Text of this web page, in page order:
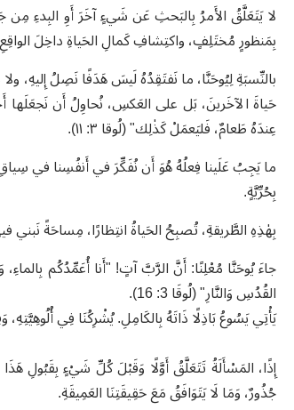
لا يَتَعَلَّقُ الأَمرُ بِالبَحثِ عَن شَيءٍ آخَرَ أَوِ البِدءِ مِن
بِمَنظورٍ مُختَلِفٍ، واكتِشافِ كَمالِ الحَياةِ داخِلَ
بالنِّسبَةِ لِيُوحَنَّا، ما نَفتَقِدُهُ لَيسَ هَدَفًا نَصِلُ إِليهِ،
حَياةَ الآخَرينَ، بَل على العَكسِ، نُحاوِلُ أَن
عِندَهُ طَعامٌ، فَليَعمَلْ كَذٰلِك" (لُوقا ٣: ١١).
ما يَجِبُ عَلَينا فِعلُهُ هُوَ أَن نُفَكِّرَ في أَنفُسِنا في
بِحُرِّيَّةٍ.
بِهٰذِهِ الطَّريقةِ، تُصبِحُ الحَياةُ انتِظارًا، مِساحَةً نَبني
جاءَ يُوحَنَّا مُعْلِنًا: أَنَّ الرَّبَّ آتٍ! "أَنا أُعَمِّدُكُم
القُدُسِ وَالنَّارِ" (لُوقَا 3: 16).
يَأْتِي يَسُوعُ بَاذِلًا ذَاتَهُ بِالكَامِلِ. يُشْرِكُنَا فِي
إِذًا، المَسْأَلَةُ تَتَعَلَّقُ أَوَّلًا وَقَبْلَ كُلِّ شَيْءٍ بِقَبُولِ هَذَا
جُذُورٌ، وَمَا لَا يَتَوَافَقُ مَعَ حَقِيقَتِنَا العَمِيقَةِ.